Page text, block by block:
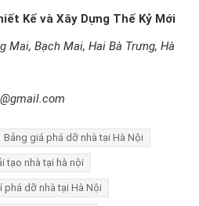
Kế và Xây Dựng Thế Kỷ Mới
Mai, Bạch Mai, Hai Bà Trưng, Hà
Bảng giá phá dỡ nhà tại Hà Nội
tạo nhà tại hà nội
phá dỡ nhà tại Hà Nội